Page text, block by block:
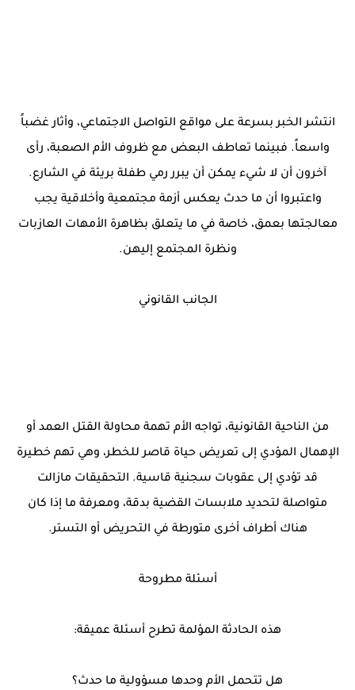
انتشر الخبر بسرعة على مواقع التواصل الاجتماعي، وأثار غضباً
واسعاً. فبينما تعاطف البعض مع ظروف الأم الصعبة، رأى
آخرون أن لا شيء يمكن أن يبرر رمي طفلة بريئة في الشارع.
واعتبروا أن ما حدث يعكس أزمة مجتمعية وأخلاقية يجب
معالجتها بعمق، خاصة في ما يتعلق بظاهرة الأمهات العازبات
ونظرة المجتمع إليهن.
الجانب القانوني
من الناحية القانونية، تواجه الأم تهمة محاولة القتل العمد أو
الإهمال المؤدي إلى تعريض حياة قاصر للخطر، وهي تهم خطيرة
قد تؤدي إلى عقوبات سجنية قاسية. التحقيقات مازالت
متواصلة لتحديد ملابسات القضية بدقة، ومعرفة ما إذا كان
هناك أطراف أخرى متورطة في التحريض أو التستر.
أسئلة مطروحة
هذه الحادثة المؤلمة تطرح أسئلة عميقة:
هل تتحمل الأم وحدها مسؤولية ما حدث؟